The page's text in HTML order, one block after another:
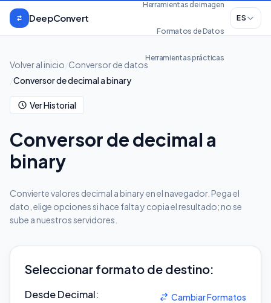
Saltar al contenido
DeepConvert
Herramientas de imagen
Formatos de Datos
Herramientas prácticas
ES
Volver al inicio Conversor de datos
Conversor de decimal a binary
Ver Historial
Conversor de decimal a
binary
Convierte valores decimal a binary en el navegador. Pega el
dato, elige opciones si hace falta y copia el resultado; no se
sube a nuestros servidores.
Seleccionar formato de destino:
Desde Decimal: Cambiar Formatos